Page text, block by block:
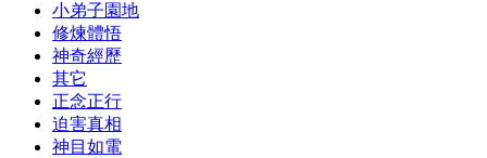
小弟子園地
修煉體悟
神奇經歷
其它
正念正行
迫害真相
神目如電